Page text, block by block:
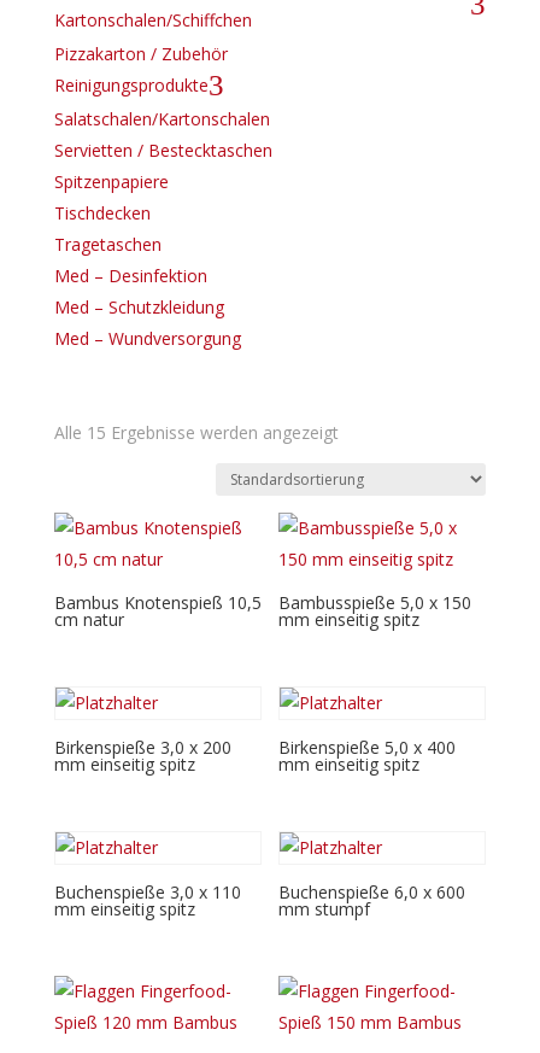
Kartonschalen/Schiffchen
Pizzakarton / Zubehör
Reinigungsprodukte3
Salatschalen/Kartonschalen
Servietten / Bestecktaschen
Spitzenpapiere
Tischdecken
Tragetaschen
Med – Desinfektion
Med – Schutzkleidung
Med – Wundversorgung
Alle 15 Ergebnisse werden angezeigt
Bambus Knotenspieß 10,5
cm natur
Bambusspieße 5,0 x 150
mm einseitig spitz
Birkenspieße 3,0 x 200
mm einseitig spitz
Birkenspieße 5,0 x 400
mm einseitig spitz
Buchenspieße 3,0 x 110
mm einseitig spitz
Buchenspieße 6,0 x 600
mm stumpf